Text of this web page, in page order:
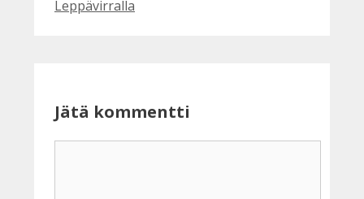
Leppävirralla
Jätä kommentti